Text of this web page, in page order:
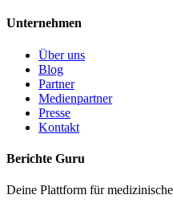
Unternehmen
Über uns
Blog
Partner
Medienpartner
Presse
Kontakt
Berichte Guru
Deine Plattform für